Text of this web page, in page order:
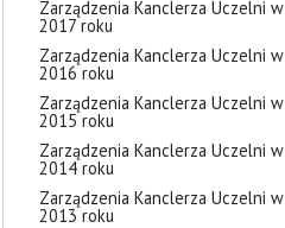
Zarządzenia Kanclerza Uczelni w
2017 roku
Zarządzenia Kanclerza Uczelni w
2016 roku
Zarządzenia Kanclerza Uczelni w
2015 roku
Zarządzenia Kanclerza Uczelni w
2014 roku
Zarządzenia Kanclerza Uczelni w
2013 roku